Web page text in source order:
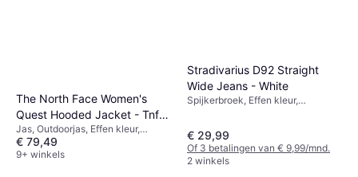
The North Face Women's
Quest Hooded Jacket - Tnf
Black/Foil Grey
Jas, Outdoorjas, Effen kleur,
Materiaal: Polyester, Zakken,
Capuchon, Ademend, Duurzaam,
€ 79,49
9+ winkels
Stradivarius D92 Straight
Wide Jeans - White
Spijkerbroek, Effen kleur,
€ 29,99
Of 3 betalingen van € 9,99/mnd.
2 winkels